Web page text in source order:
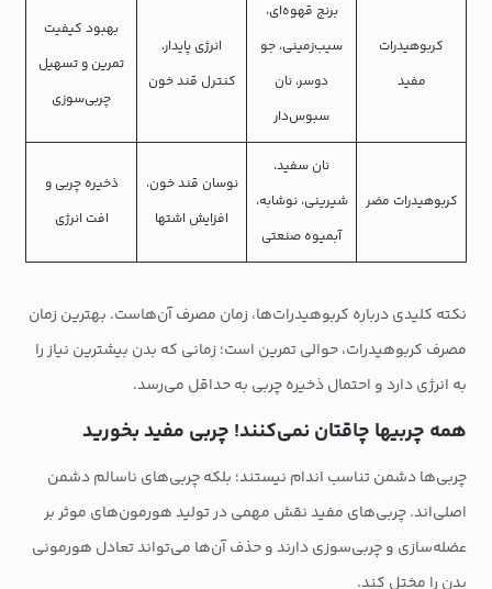
کربوهیدرات
مفید
برنج قهوه‌ای،
سیب‌زمینی، جو
دوسر، نان
سبوس‌دار
انرژی پایدار،
کنترل قند خون
بهبود کیفیت
تمرین و تسهیل
چربی‌سوزی
کربوهیدرات مضر
نان سفید،
شیرینی، نوشابه،
آبمیوه صنعتی
نوسان قند خون،
افزایش اشتها
ذخیره چربی و
افت انرژی
نکته کلیدی درباره کربوهیدرات‌ها، زمان مصرف آن‌هاست. بهترین زمان
مصرف کربوهیدرات، حوالی تمرین است؛ زمانی که بدن بیشترین نیاز را
به انرژی دارد و احتمال ذخیره چربی به حداقل می‌رسد.
همه چربی‎ها چاقتان نمی‌کنند! چربی مفید بخورید
چربی‌ها دشمن تناسب اندام نیستند؛ بلکه چربی‌های ناسالم دشمن
اصلی‌اند. چربی‌های مفید نقش مهمی در تولید هورمون‌های موثر بر
عضله‌سازی و چربی‌سوزی دارند و حذف آن‌ها می‌تواند تعادل هورمونی
بدن را مختل کند.